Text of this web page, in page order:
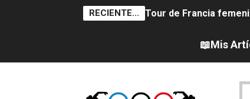
RECIENTE... Tour de Francia
Campeonato de
Campeonato de
Women's Pro Baseball
📖Mis